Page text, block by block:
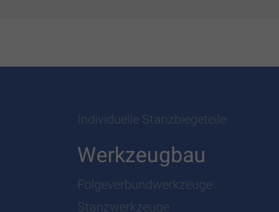
Individuelle Stanzbiegeteile
Werkzeugbau
Folgeverbundwerkzeuge
Stanzwerkzeuge